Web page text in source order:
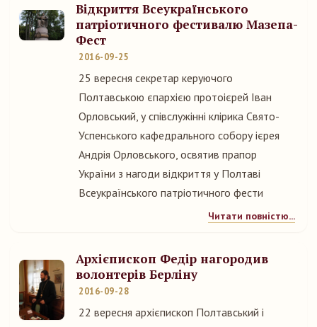
Відкриття Всеукраїнського
патріотичного фестивалю Мазепа-
Фест
2016-09-25
25 вересня секретар керуючого
Полтавською єпархією протоієрей Іван
Орловський, у співслужінні клірика Свято-
Успенського кафедрального собору ієрея
Андрія Орловського, освятив прапор
України з нагоди відкриття у Полтаві
Всеукраїнського патріотичного фести
Читати повністю...
Архієпископ Федір нагородив
волонтерів Берліну
2016-09-28
22 вересня архієпископ Полтавський і